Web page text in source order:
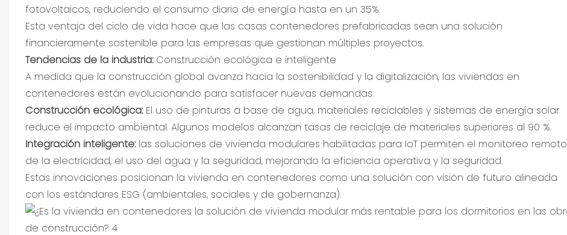
fotovoltaicos, reduciendo el consumo diario de energía hasta en un 35%.
Esta ventaja del ciclo de vida hace que las casas contenedores prefabricadas sean una solución
financieramente sostenible para las empresas que gestionan múltiples proyectos.
Tendencias de la industria:Construcción ecológica e inteligente
A medida que la construcción global avanza hacia la sostenibilidad y la digitalización, las viviendas en
contenedores están evolucionando para satisfacer nuevas demandas.
Construcción ecológica:El uso de pinturas a base de agua, materiales reciclables y sistemas de energía solar
reduce el impacto ambiental. Algunos modelos alcanzan tasas de reciclaje de materiales superiores al 90 %.
Integración inteligente:las soluciones de vivienda modulares habilitadas para IoT permiten el monitoreo remoto
de la electricidad, el uso del agua y la seguridad, mejorando la eficiencia operativa y la seguridad.
Estas innovaciones posicionan la vivienda en contenedores como una solución con visión de futuro alineada
con los estándares ESG (ambientales, sociales y de gobernanza).